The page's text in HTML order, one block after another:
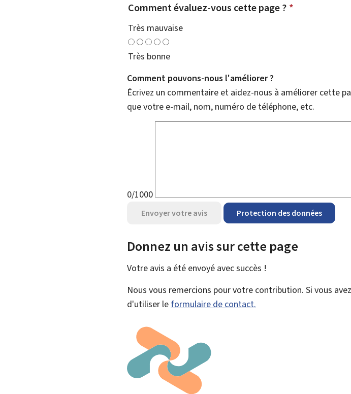
Comment évaluez-vous cette page ? *
Très mauvaise
Très bonne
Comment pouvons-nous l'améliorer ?
Écrivez un commentaire et aidez-nous à améliorer cette
que votre e-mail, nom, numéro de téléphone, etc.
0/1000
Envoyer votre avis Protection des données
Donnez un avis sur cette page
Votre avis a été envoyé avecsuccès !
Nous vous remercions pour votre contribution. Si vous
d'utiliser le formulaire de contact.